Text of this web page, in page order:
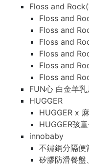
Floss and
Floss and
Floss and
Floss and
Floss and
Floss and
Floss and
FUN心 白金羊
HUGGER
HUGGER x
HUGGER孩
innobaby
不鏽鋼分隔便
矽膠防滑餐盤